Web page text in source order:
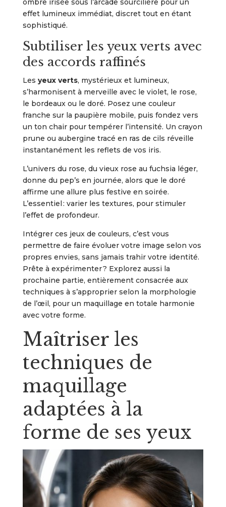
ombre irisée sous l’arcade sourcilière pour un
effet lumineux immédiat, discret tout en étant
sophistiqué.
Subtiliser les yeux verts avec
des accords raffinés
Les yeux verts, mystérieux et lumineux,
s’harmonisent à merveille avec le violet, le rose,
le bordeaux ou le doré. Posez une couleur
franche sur la paupière mobile, puis fondez vers
un ton chair pour tempérer l’intensité. Un crayon
prune ou aubergine tracé en ras de cils réveille
instantanément les reflets de vos iris.
L’univers du rose, du vieux rose au fuchsia léger,
donne du pep’s en journée, alors que le doré
affirme une allure plus festive en soirée.
L’essentiel : varier les textures, pour stimuler
l’effet de profondeur.
Intégrer ces jeux de couleurs, c’est vous
permettre de faire évoluer votre image selon vos
propres envies, sans jamais trahir votre identité.
Prête à expérimenter ? Explorez aussi la
prochaine partie, entièrement consacrée aux
techniques à s’approprier selon la morphologie
de l’œil, pour un maquillage en totale harmonie
avec votre forme.
Maîtriser les
techniques de
maquillage
adaptées à la
forme de ses yeux